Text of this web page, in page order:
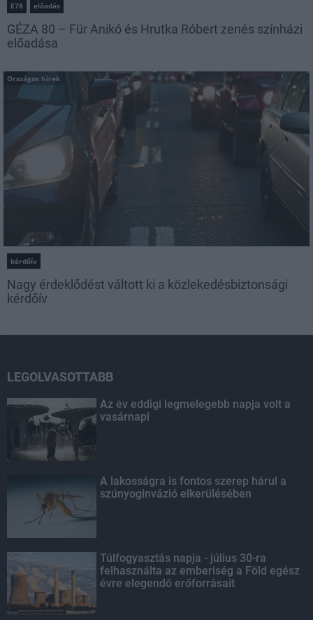
E78 előadás
GÉZA 80 – Für Anikó és Hrutka Róbert zenés színházi
előadása
Országos hírek
kérdőív
Nagy érdeklődést váltott ki a közlekedésbiztonsági
kérdőív
LEGOLVASOTTABB
Az év eddigi legmelegebb napja volt a
vasárnapi
A lakosságra is fontos szerep hárul a
szúnyoginvázió elkerülésében
Túlfogyasztás napja - július 30-ra
felhasználta az emberiség a Föld egész
évre elegendő erőforrásait